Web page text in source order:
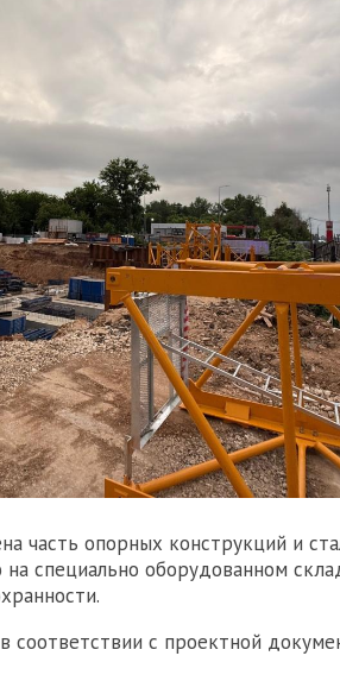
часть опорных конструкций и
специально оборудованном
соответствии с проектной